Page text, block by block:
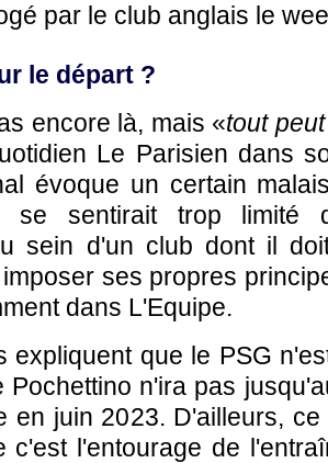
par le club anglais le
le départ ?
encore là, mais «tout
Le Parisien dans
évoque un certain
se sentirait trop limité
sein d'un club dont il
ses propres
dans L'Equipe.
expliquent que le PSG
Pochettino n'ira pas
en juin 2023. D'ailleurs,
c'est l'entourage de